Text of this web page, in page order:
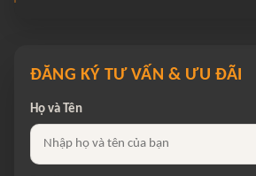
ĐĂNG KÝ TƯ VẤN & ƯU ĐÃI
Họ và Tên